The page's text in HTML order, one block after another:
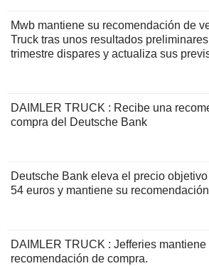
Mwb mantiene su recomendación de
Truck tras unos resultados
trimestre dispares y actualiza sus
DAIMLER TRUCK : Recibe una
compra del Deutsche Bank
Deutsche Bank eleva el precio
54 euros y mantiene su
DAIMLER TRUCK : Jefferies mantiene
recomendación de compra.